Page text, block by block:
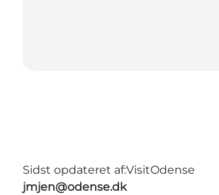
Sidst opdateret af:VisitOdense
jmjen@odense.dk